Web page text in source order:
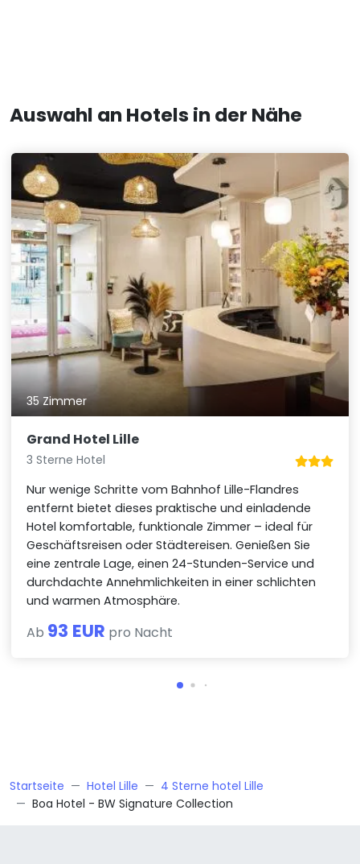
Auswahl an Hotels in der Nähe
35 Zimmer
Grand Hotel Lille
3 Sterne Hotel
Nur wenige Schritte vom Bahnhof Lille-Flandres
entfernt bietet dieses praktische und einladende
Hotel komfortable, funktionale Zimmer – ideal für
Geschäftsreisen oder Städtereisen. Genießen Sie
eine zentrale Lage, einen 24-Stunden-Service und
durchdachte Annehmlichkeiten in einer schlichten
und warmen Atmosphäre.
Ab 93 EUR pro Nacht
Startseite Hotel Lille
4 Sterne hotel Lille
Boa Hotel - BW Signature Collection